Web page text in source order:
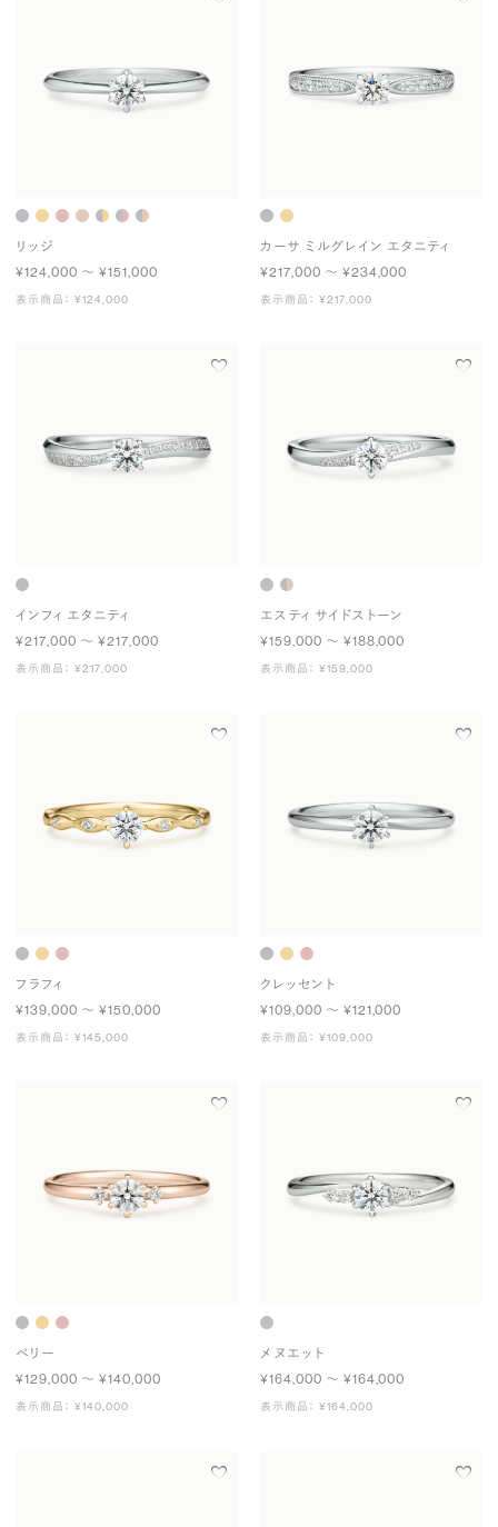
リッジ
¥124,000 〜 ¥151,000
表示商品： ¥124,000
カーサ ミルグレイン エタニティ
¥217,000 〜 ¥234,000
表示商品： ¥217,000
インフィ エタニティ
¥217,000 〜 ¥217,000
表示商品： ¥217,000
エスティ サイドストーン
¥159,000 〜 ¥188,000
表示商品： ¥159,000
フラフィ
¥139,000 〜 ¥150,000
表示商品： ¥145,000
クレッセント
¥109,000 〜 ¥121,000
表示商品： ¥109,000
ベリー
¥129,000 〜 ¥140,000
表示商品： ¥140,000
メヌエット
¥164,000 〜 ¥164,000
表示商品： ¥164,000